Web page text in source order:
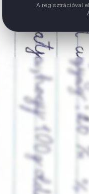
A regisztrációval